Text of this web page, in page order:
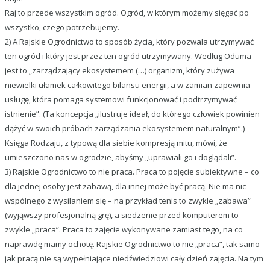
Raj to przede wszystkim ogród. Ogród, w którym możemy sięgać po
wszystko, czego potrzebujemy.
2) A Rajskie Ogrodnictwo to sposób życia, który pozwala utrzymywać
ten ogród i który jest przez ten ogród utrzymywany. Według Oduma
jest to „zarządzający ekosystemem (…) organizm, który zużywa
niewielki ułamek całkowitego bilansu energii, a w zamian zapewnia
usługę, która pomaga systemowi funkcjonować i podtrzymywać
istnienie”. (Ta koncepcja „ilustruje ideał, do którego człowiek powinien
dążyć w swoich próbach zarządzania ekosystemem naturalnym”.)
Księga Rodzaju, z typową dla siebie kompresją mitu, mówi, że
umieszczono nas w ogrodzie, abyśmy „uprawiali go i doglądali”.
3) Rajskie Ogrodnictwo to nie praca. Praca to pojęcie subiektywne – co
dla jednej osoby jest zabawą, dla innej może być pracą. Nie ma nic
wspólnego z wysilaniem się – na przykład tenis to zwykle „zabawa”
(wyjąwszy profesjonalną grę), a siedzenie przed komputerem to
zwykle „praca”. Praca to zajęcie wykonywane zamiast tego, na co
naprawdę mamy ochotę. Rajskie Ogrodnictwo to nie „praca”, tak samo
jak pracą nie są wypełniające niedźwiedziowi cały dzień zajęcia. Na tym